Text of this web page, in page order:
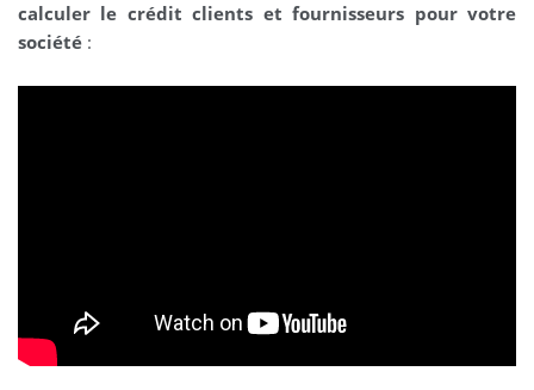
calculer le crédit clients et fournisseurs pour votre
société :